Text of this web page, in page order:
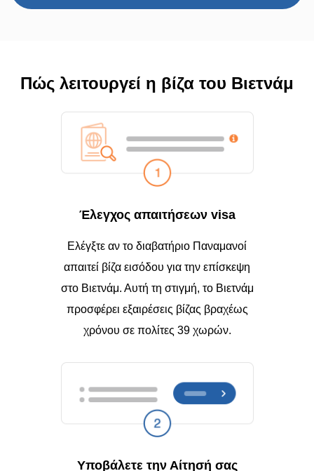
Πώς λειτουργεί η βίζα του Βιετνάμ
Έλεγχος απαιτήσεων visa
Ελέγξτε αν το διαβατήριο Παναμανοί
απαιτεί βίζα εισόδου για την επίσκεψη
στο Βιετνάμ. Αυτή τη στιγμή, το Βιετνάμ
προσφέρει εξαιρέσεις βίζας βραχέως
χρόνου σε πολίτες 39 χωρών.
Υποβάλετε την Αίτησή σας